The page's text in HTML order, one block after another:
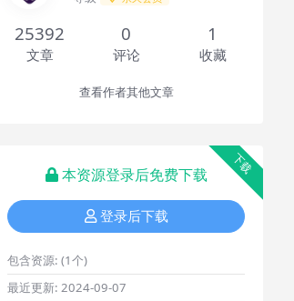
25392
文章
0
评论
1
收藏
查看作者其他文章
下载
本资源登录后免费下载
登录后下载
包含资源: (1个)
最近更新: 2024-09-07